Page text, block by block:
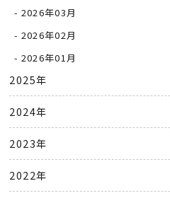
2026年03月
2026年02月
2026年01月
2025年
2024年
2023年
2022年